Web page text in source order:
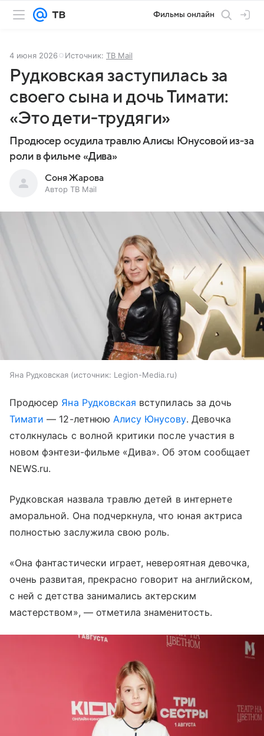
Фильмы онлайн
4 июня 2026 Источник: ТВ Mail
Рудковская заступилась за
своего сына и дочь Тимати:
«Это дети‑трудяги»
Продюсер осудила травлю Алисы Юнусовой из‑за
роли в фильме «Дива»
Соня Жарова
Автор ТВ Mail
Яна Рудковская источник: Legion-Media.ru
Продюсер Яна Рудковская вступилась за дочь
Тимати — 12-летнюю Алису Юнусову. Девочка
столкнулась с волной критики после участия в
новом фэнтези-фильме «Дива». Об этом сообщает
NEWS.ru.
Рудковская назвала травлю детей в интернете
аморальной. Она подчеркнула, что юная актриса
полностью заслужила свою роль.
«Она фантастически играет, невероятная девочка,
очень развитая, прекрасно говорит на английском,
с ней с детства занимались актерским
мастерством», — отметила знаменитость.